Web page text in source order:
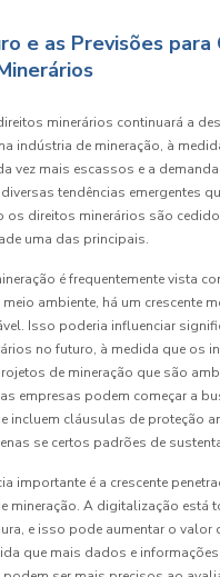
e as Previsões para
minerários continuará a
indústria de mineração, à
vez mais escassos e a
tendências emergentes
os direitos minerários são
uma das principais.
é frequentemente vista
ambiente, há um crescente
Isso poderia influenciar
no futuro, à medida que os
de mineração que são
empresas podem começar a
incluem cláusulas de proteção
se certos padrões de
importante é a crescente
mineração. A digitalização está
e isso pode aumentar o
que mais dados e